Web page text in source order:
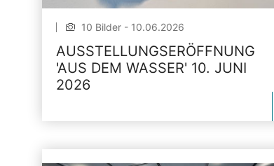
10 Bilder - 10.06.2026
AUSSTELLUNGSERÖFFNUNG
'AUS DEM WASSER' 10. JUNI
2026